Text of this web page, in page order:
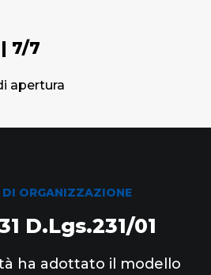
7/7
apertura
ORGANIZZAZIONE
D.Lgs.231/01
ha adottato il modello